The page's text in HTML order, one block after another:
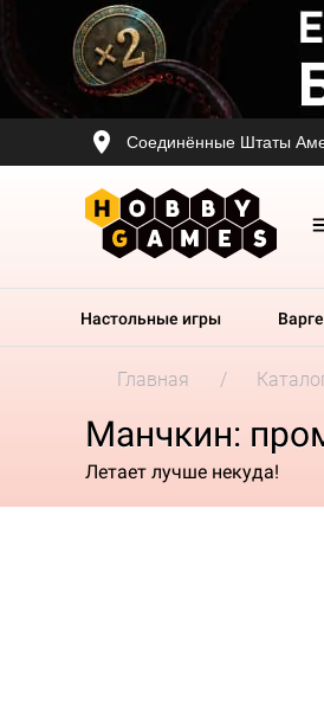
Соединённые Штаты
Настольные игры
Главная
Манчкин:
Летает лучше некуда!